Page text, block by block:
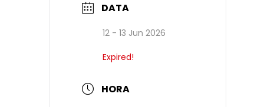
DATA
12 - 13 Jun 2026
Expired!
HORA